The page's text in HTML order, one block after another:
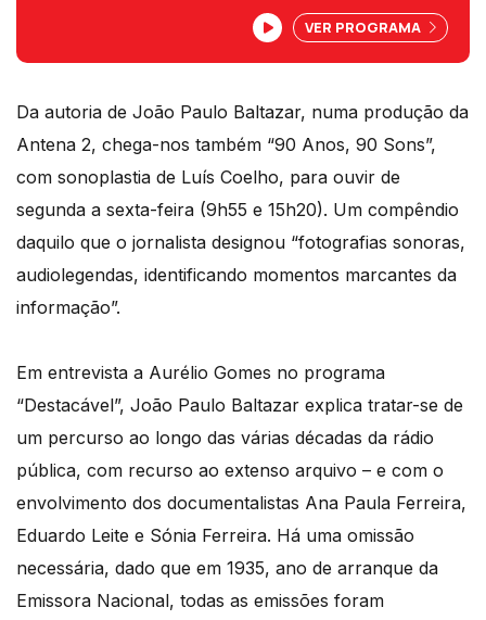
canções que marcaram o passar dos
VER PROGRAMA
Da autoria de João Paulo Baltazar, numa produção da
Antena 2, chega-nos também “90 Anos, 90 Sons”,
com sonoplastia de Luís Coelho, para ouvir de
segunda a sexta-feira (9h55 e 15h20). Um compêndio
daquilo que o jornalista designou “fotografias sonoras,
audiolegendas, identificando momentos marcantes da
informação”.
Em entrevista a Aurélio Gomes no programa
“Destacável”, João Paulo Baltazar explica tratar-se de
um percurso ao longo das várias décadas da rádio
pública, com recurso ao extenso arquivo – e com o
envolvimento dos documentalistas Ana Paula Ferreira,
Eduardo Leite e Sónia Ferreira. Há uma omissão
necessária, dado que em 1935, ano de arranque da
Emissora Nacional, todas as emissões foram